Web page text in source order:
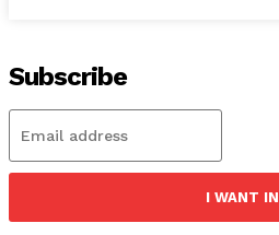
Subscribe
I WANT IN